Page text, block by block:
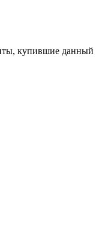
купившие данный